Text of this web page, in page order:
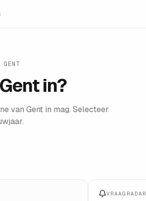
in?
van Gent in mag. Selecteer
VRAAGRADAR